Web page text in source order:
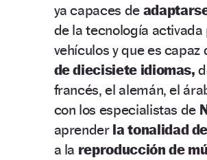
ya capaces de
de la tecnología activada
vehículos y que es capaz
de diecisiete idiomas,
francés, el alemán, el
con los especialistas de
aprender la tonalidad
a la reproducción de